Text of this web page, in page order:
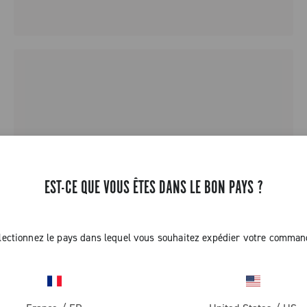
EST-CE QUE VOUS ÊTES DANS LE BON PAYS ?
le pays dans lequel vous souhaitez expédier votre